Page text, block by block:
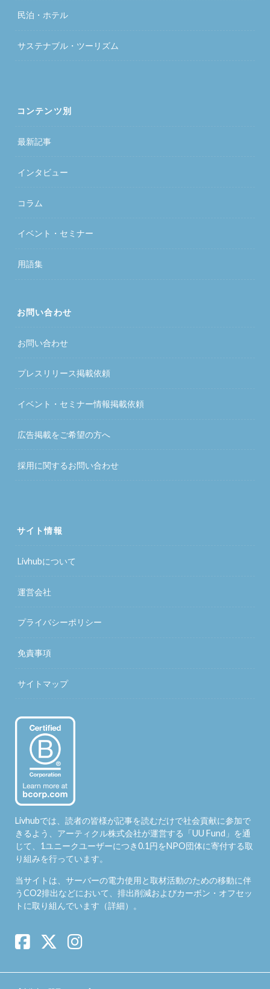
民泊・ホテル
サステナブル・ツーリズム
コンテンツ別
最新記事
インタビュー
コラム
イベント・セミナー
用語集
お問い合わせ
お問い合わせ
プレスリリース掲載依頼
イベント・セミナー情報掲載依頼
広告掲載をご希望の方へ
採用に関するお問い合わせ
サイト情報
Livhubについて
運営会社
プライバシーポリシー
免責事項
サイトマップ
Livhubでは、読者の皆様が記事を読むだけで社会貢献に参加で
きるよう、アーティクル株式会社が運営する「UU Fund 」を通
じて、1ユニークユーザーにつき0.1円をNPO団体に寄付する取
り組みを行っています。
当サイトは、サーバーの電力使用と取材活動のための移動に伴
うCO2排出などにおいて、排出削減およびカーボン・オフセッ
トに取り組んでいます（詳細）。